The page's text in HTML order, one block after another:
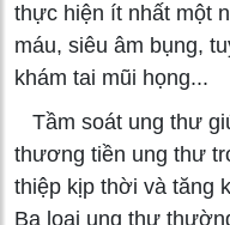
thực hiện ít nhất một
máu, siêu âm bụng,
khám tai mũi họng...
Tầm soát ung thư
thương tiền ung thư
thiệp kịp thời và tăng
Ba loại ung thư